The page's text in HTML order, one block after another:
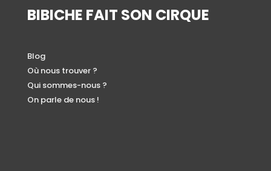
BIBICHE FAIT SON CIRQUE
Blog
Où nous trouver ?
Qui sommes-nous ?
On parle de nous !